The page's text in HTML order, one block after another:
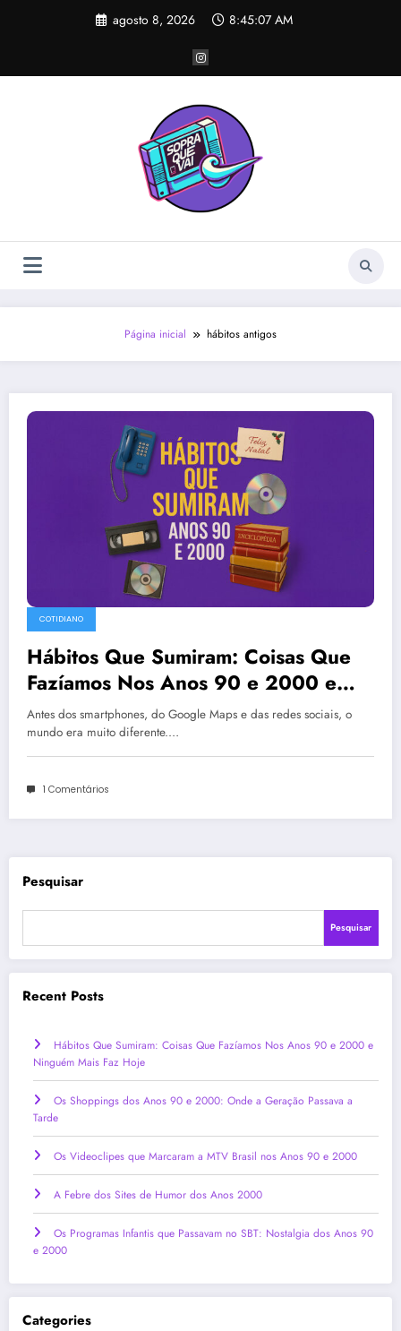
agosto 8, 2026 8:45:07 AM
Página inicial hábitos antigos
COTIDIANO
Hábitos Que Sumiram: Coisas Que
Fazíamos Nos Anos 90 e 2000 e
Ninguém Mais Faz Hoje
Antes dos smartphones, do Google Maps e das redes sociais, o
mundo era muito diferente.…
1 Comentários
Pesquisar
Pesquisar
Recent Posts
Hábitos Que Sumiram: Coisas Que Fazíamos Nos Anos 90 e 2000 e
Ninguém Mais Faz Hoje
Os Shoppings dos Anos 90 e 2000: Onde a Geração Passava a
Tarde
Os Videoclipes que Marcaram a MTV Brasil nos Anos 90 e 2000
A Febre dos Sites de Humor dos Anos 2000
Os Programas Infantis que Passavam no SBT: Nostalgia dos Anos 90
e 2000
Categories